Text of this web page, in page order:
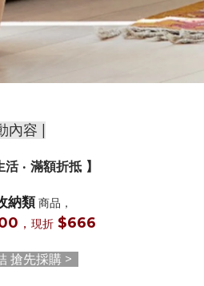
內容 |
活 ‧ 滿額折抵 】
納類商品，
， 現折$666
搶先採購 >